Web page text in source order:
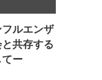
ルエンザ
共存する
ー